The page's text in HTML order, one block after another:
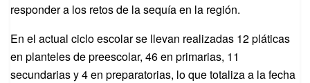
responder a los retos de la sequía en la región.
En el actual ciclo escolar se llevan realizadas 12 pláticas
en planteles de preescolar, 46 en primarias, 11
secundarias y 4 en preparatorias, lo que totaliza a la fecha